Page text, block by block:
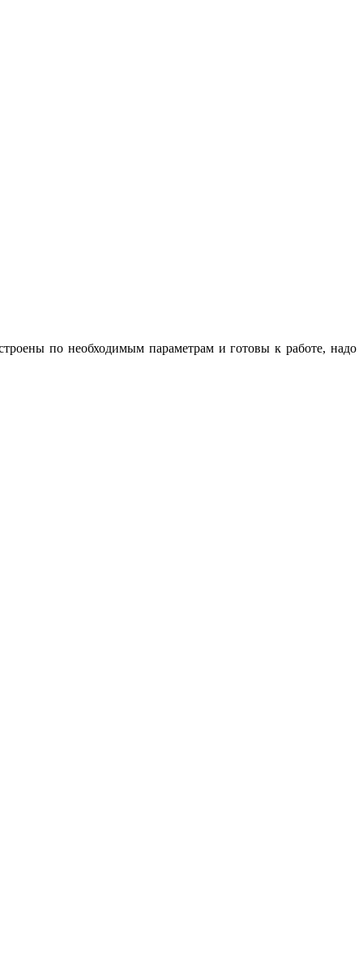
по необходимым параметрам и готовы к работе, надо